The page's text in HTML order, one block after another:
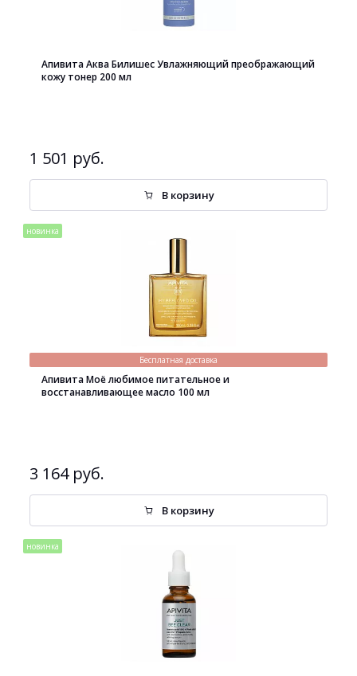
Апивита Аква Билишес Увлажняющий преображающий
кожу тонер 200 мл
1 501 руб.
В корзину
новинка
Бесплатная доставка
Апивита Моё любимое питательное и
восстанавливающее масло 100 мл
3 164 руб.
В корзину
новинка